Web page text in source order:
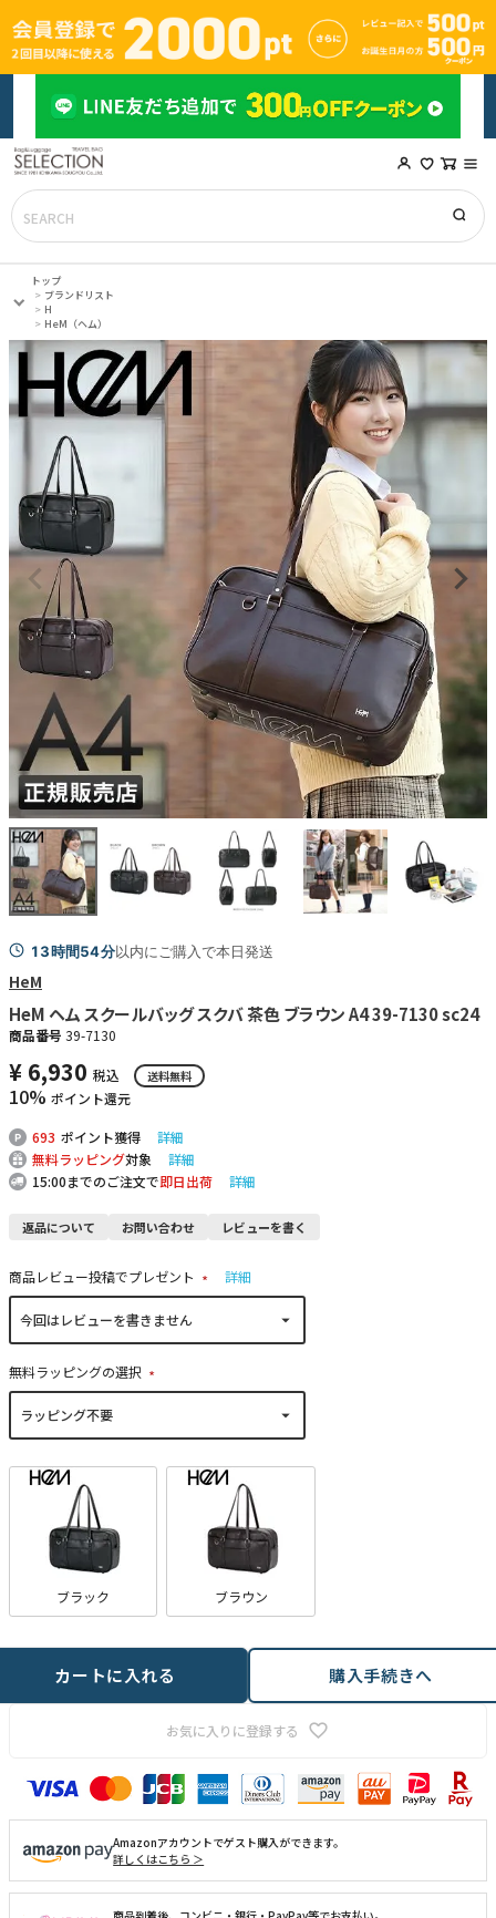
トップ
ブランドリスト
H
HeM（ヘム）
13時間54分以内にご購入で本日発送
HeM
HeM ヘム スクールバッグ スクバ 茶色 ブラウン A4 39-7130 sc24
商品番号 39-7130
¥ 6,930 税込 送料無料
10% ポイント還元
693 ポイント獲得
詳細
無料ラッピング対象
詳細
15:00までのご注文で即日出荷 詳細
返品について お問い合わせ レビューを書く
商品レビュー投稿でプレゼント
(
詳細
無料ラッピングの選択
(
ブラック ブラウン
お気に入りに登録する
カートに入れる 購入手続きへ
Amazonアカウントでゲスト購入ができます。
詳しくはこちら ＞